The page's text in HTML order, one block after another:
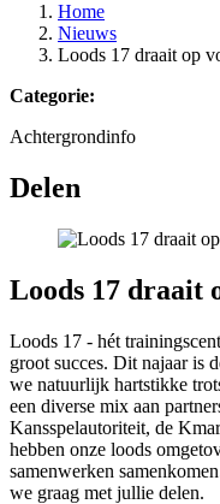
Home
Nieuws
Loods 17 draait op
Categorie:
Achtergrondinfo
Delen
Loods 17 draait
Loods 17 - hét
groot succes. Dit najaar is
we natuurlijk hartstikke
een diverse mix aan
Kansspelautoriteit, de
hebben onze loods
samenwerken
we graag met jullie delen.